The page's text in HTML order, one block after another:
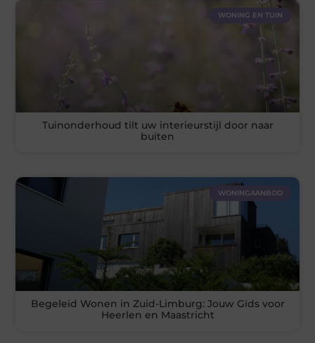
WONING EN TUIN
Tuinonderhoud tilt uw interieurstijl door naar
buiten
WONINGAANBOD
Begeleid Wonen in Zuid-Limburg: Jouw Gids voor
Heerlen en Maastricht